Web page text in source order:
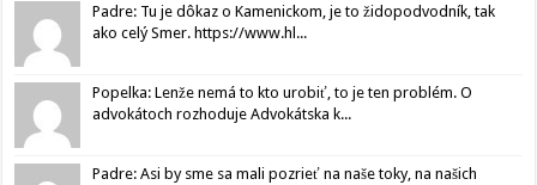
Padre: Tu je dôkaz o Kamenickom, je to židopodvodník, tak
ako celý Smer. https://www.hl...
Popelka: Lenže nemá to kto urobiť, to je ten problém. O
advokátoch rozhoduje Advokátska k...
Padre: Asi by sme sa mali pozrieť na naše toky, na našich